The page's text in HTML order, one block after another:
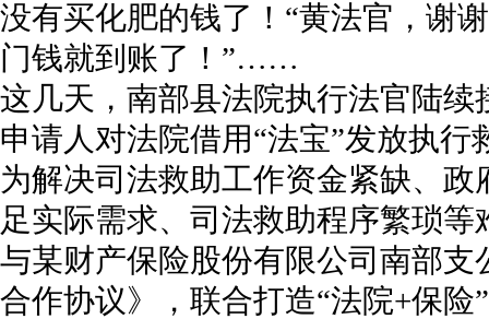
没有买化肥的钱了！“黄法官，谢
门钱就到账了！”……
这几天，南部县法院执行法官陆
申请人对法院借用“法宝”发放执行
为解决司法救助工作资金紧缺、
足实际需求、司法救助程序繁琐
与某财产保险股份有限公司南部
合作协议》，联合打造“法院+保险